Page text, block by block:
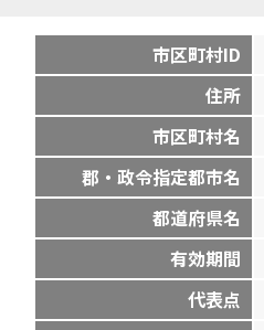
市区町村ID
住所
市区町村名
郡・政令指定都市名
都道府県名
有効期間
代表点